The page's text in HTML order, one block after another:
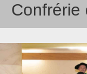
Confrérie